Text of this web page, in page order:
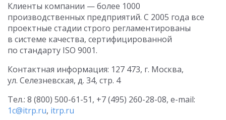
Клиенты компании — более 1000
производственных предприятий. С 2005 года все
проектные стадии строго регламентированы
в системе качества, сертифицированной
по стандарту ISO 9001.
Контактная информация: 127 473, г. Москва,
ул. Селезневская, д. 34, стр. 4
Тел.: 8 (800) 500-61-51, +7 (495) 260-28-08, e-mail:
1c@itrp.ru, itrp.ru